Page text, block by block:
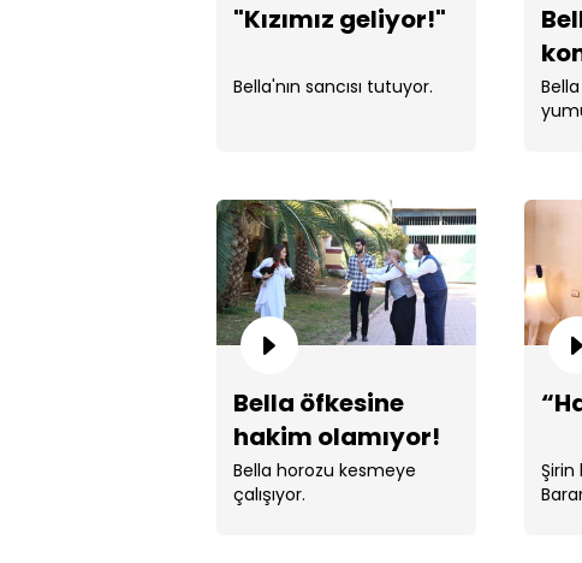
"Kızımız geliyor!"
Bella'nın sancısı tutuyor.
Bella öfkesine
hakim olamıyor!
Bella horozu kesmeye
çalışıyor.